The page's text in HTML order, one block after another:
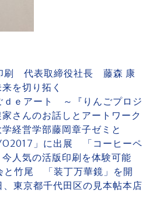
刷 代表取締役社長 藤森 康
を切り拓く
ｅアート ～『りんごプロジ
さんのお話しとアートワーク
経営学部藤岡章子ゼミと
」に出展 「コーヒーペ
人気の活版印刷を体験可能
と竹尾 「装丁万華鏡」を開
東京都千代田区の見本帖本店